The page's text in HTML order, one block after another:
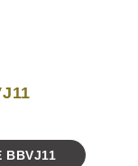
BBVJ11